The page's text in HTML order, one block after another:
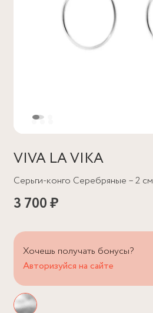
VIVA LA VIKA
Серьги-конго Серебряные – 2 см
3 700 ₽
Хочешь получать бонусы?
Авторизуйся на сайте